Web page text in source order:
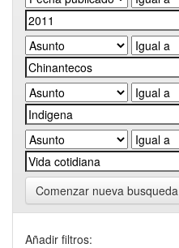
Comenzar nueva busqueda
Añadir filtros: